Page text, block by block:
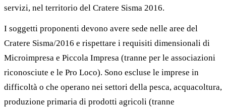
servizi, nel territorio del Cratere Sisma 2016.
I soggetti proponenti devono avere sede nelle aree del
Cratere Sisma/2016 e rispettare i requisiti dimensionali di
Microimpresa e Piccola Impresa (tranne per le associazioni
riconosciute e le Pro Loco). Sono escluse le imprese in
difficoltà o che operano nei settori della pesca, acquacoltura,
produzione primaria di prodotti agricoli (tranne